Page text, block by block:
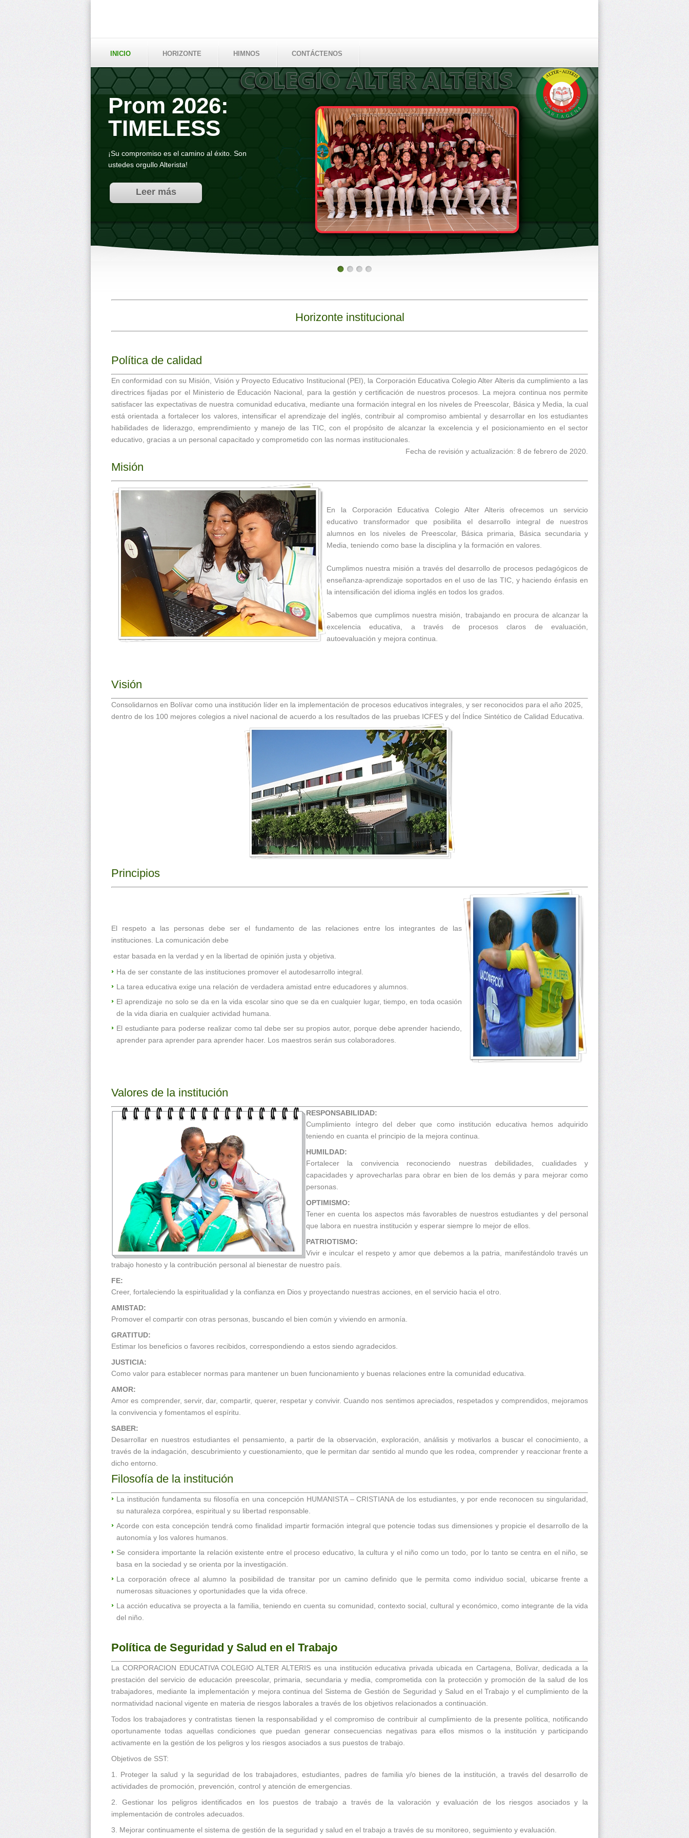
INICIO HORIZONTE HIMNOS CONTÁCTENOS
Ratificada
Categoría A+
2025
Seguimos avanzando en los resultados de las
Pruebas Saber ICFES
Horizonte institucional
Política de calidad
En conformidad con su Misión, Visión y Proyecto Educativo Institucional (PEI), la Corporación Educativa Colegio Alter Alteris da cumplimiento a las
directrices fijadas por el Ministerio de Educación Nacional, para la gestión y certificación de nuestros procesos. La mejora continua nos permite
satisfacer las expectativas de nuestra comunidad educativa, mediante una formación integral en los niveles de Preescolar, Básica y Media, la cual
está orientada a fortalecer los valores, intensificar el aprendizaje del inglés, contribuir al compromiso ambiental y desarrollar en los estudiantes
habilidades de liderazgo, emprendimiento y manejo de las TIC, con el propósito de alcanzar la excelencia y el posicionamiento en el sector
educativo, gracias a un personal capacitado y comprometido con las normas institucionales.
Fecha de revisión y actualización: 8 de febrero de 2020.
Misión
En la Corporación Educativa Colegio Alter Alteris ofrecemos un servicio
educativo transformador que posibilita el desarrollo integral de nuestros
alumnos en los niveles de Preescolar, Básica primaria, Básica secundaria y
Media, teniendo como base la disciplina y la formación en valores.
Cumplimos nuestra misión a través del desarrollo de procesos pedagógicos de
enseñanza-aprendizaje soportados en el uso de las TIC, y haciendo énfasis en
la intensificación del idioma inglés en todos los grados.
Sabemos que cumplimos nuestra misión, trabajando en procura de alcanzar la
excelencia educativa, a través de procesos claros de evaluación,
autoevaluación y mejora continua.
Visión
Consolidarnos en Bolívar como una institución líder en la implementación de procesos educativos integrales, y ser reconocidos para el año 2025,
dentro de los 100 mejores colegios a nivel nacional de acuerdo a los resultados de las pruebas ICFES y del Índice Sintético de Calidad Educativa.
Principios
El respeto a las personas debe ser el fundamento de las relaciones entre los integrantes de las
instituciones. La comunicación debe
estar basada en la verdad y en la libertad de opinión justa y objetiva.
Ha de ser constante de las instituciones promover el autodesarrollo integral.
La tarea educativa exige una relación de verdadera amistad entre educadores y alumnos.
El aprendizaje no solo se da en la vida escolar sino que se da en cualquier lugar, tiempo, en toda ocasión
de la vida diaria en cualquier actividad humana.
El estudiante para poderse realizar como tal debe ser su propios autor, porque debe aprender haciendo,
aprender para aprender para aprender hacer. Los maestros serán sus colaboradores.
Valores de la institución
RESPONSABILIDAD:
Cumplimiento íntegro del deber que como institución educativa hemos adquirido
teniendo en cuanta el principio de la mejora continua.
HUMILDAD:
Fortalecer la convivencia reconociendo nuestras debilidades, cualidades y
capacidades y aprovecharlas para obrar en bien de los demás y para mejorar como
personas.
OPTIMISMO:
Tener en cuenta los aspectos más favorables de nuestros estudiantes y del personal
que labora en nuestra institución y esperar siempre lo mejor de ellos.
PATRIOTISMO:
Vivir e inculcar el respeto y amor que debemos a la patria, manifestándolo través un
trabajo honesto y la contribución personal al bienestar de nuestro país.
FE:
Creer, fortaleciendo la espiritualidad y la confianza en Dios y proyectando nuestras acciones, en el servicio hacia el otro.
AMISTAD:
Promover el compartir con otras personas, buscando el bien común y viviendo en armonía.
GRATITUD:
Estimar los beneficios o favores recibidos, correspondiendo a estos siendo agradecidos.
JUSTICIA:
Como valor para establecer normas para mantener un buen funcionamiento y buenas relaciones entre la comunidad educativa.
AMOR:
Amor es comprender, servir, dar, compartir, querer, respetar y convivir. Cuando nos sentimos apreciados, respetados y comprendidos, mejoramos
la convivencia y fomentamos el espíritu.
SABER:
Desarrollar en nuestros estudiantes el pensamiento, a partir de la observación, exploración, análisis y motivarlos a buscar el conocimiento, a
través de la indagación, descubrimiento y cuestionamiento, que le permitan dar sentido al mundo que les rodea, comprender y reaccionar frente a
dicho entorno.
Filosofía de la institución
La institución fundamenta su filosofía en una concepción HUMANISTA – CRISTIANA de los estudiantes, y por ende reconocen su singularidad,
su naturaleza corpórea, espiritual y su libertad responsable.
Acorde con esta concepción tendrá como finalidad impartir formación integral que potencie todas sus dimensiones y propicie el desarrollo de la
autonomía y los valores humanos.
Se considera importante la relación existente entre el proceso educativo, la cultura y el niño como un todo, por lo tanto se centra en el niño, se
basa en la sociedad y se orienta por la investigación.
La corporación ofrece al alumno la posibilidad de transitar por un camino definido que le permita como individuo social, ubicarse frente a
numerosas situaciones y oportunidades que la vida ofrece.
La acción educativa se proyecta a la familia, teniendo en cuenta su comunidad, contexto social, cultural y económico, como integrante de la vida
del niño.
Política de Seguridad y Salud en el Trabajo
La CORPORACION EDUCATIVA COLEGIO ALTER ALTERIS es una institución educativa privada ubicada en Cartagena, Bolívar, dedicada a la
prestación del servicio de educación preescolar, primaria, secundaria y media, comprometida con la protección y promoción de la salud de los
trabajadores, mediante la implementación y mejora continua del Sistema de Gestión de Seguridad y Salud en el Trabajo y el cumplimiento de la
normatividad nacional vigente en materia de riesgos laborales a través de los objetivos relacionados a continuación.
Todos los trabajadores y contratistas tienen la responsabilidad y el compromiso de contribuir al cumplimiento de la presente política, notificando
oportunamente todas aquellas condiciones que puedan generar consecuencias negativas para ellos mismos o la institución y participando
activamente en la gestión de los peligros y los riesgos asociados a sus puestos de trabajo.
Objetivos de SST:
1. Proteger la salud y la seguridad de los trabajadores, estudiantes, padres de familia y/o bienes de la institución, a través del desarrollo de
actividades de promoción, prevención, control y atención de emergencias.
2. Gestionar los peligros identificados en los puestos de trabajo a través de la valoración y evaluación de los riesgos asociados y la
implementación de controles adecuados.
3. Mejorar continuamente el sistema de gestión de la seguridad y salud en el trabajo a través de su monitoreo, seguimiento y evaluación.